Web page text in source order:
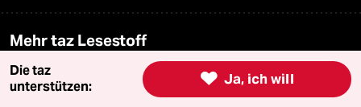
Mehr taz Lesestoff
taz Blogs
 Ja, ich will
Die taz
unterstützen: